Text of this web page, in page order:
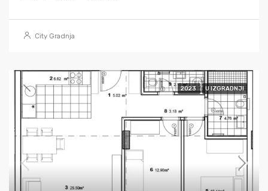
City Gradnja
2023 U IZGRADNJI